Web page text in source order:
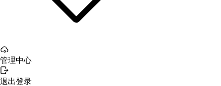
管理中心
退出登录